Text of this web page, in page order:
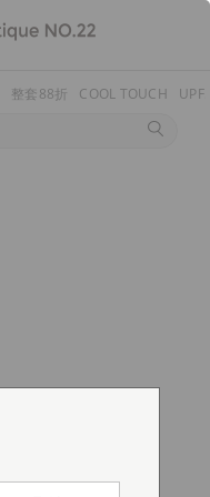
整套88折 COOL TOUCH